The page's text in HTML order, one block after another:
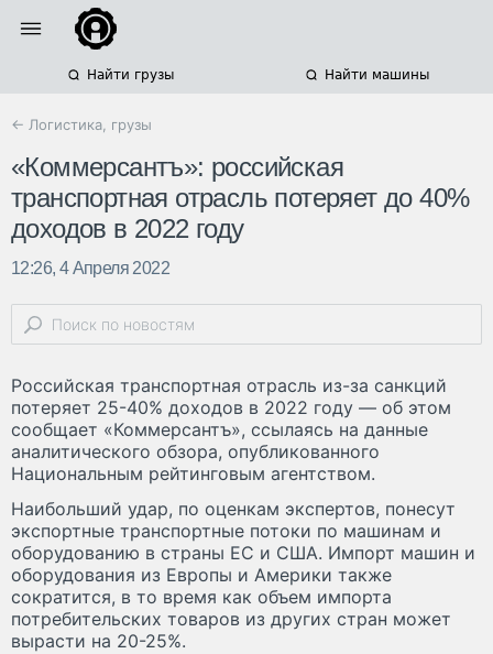
Найти грузы Найти машины
← Логистика, грузы
«Коммерсантъ»: российская
транспортная отрасль потеряет до 40%
доходов в 2022 году
12:26, 4 Апреля 2022
Российская транспортная отрасль из-за санкций
потеряет 25-40% доходов в 2022 году — об этом
сообщает «Коммерсантъ», ссылаясь на данные
аналитического обзора, опубликованного
Национальным рейтинговым агентством.
Наибольший удар, по оценкам экспертов, понесут
экспортные транспортные потоки по машинам и
оборудованию в страны ЕС и США. Импорт машин и
оборудования из Европы и Америки также
сократится, в то время как объем импорта
потребительских товаров из других стран может
вырасти на 20-25%.